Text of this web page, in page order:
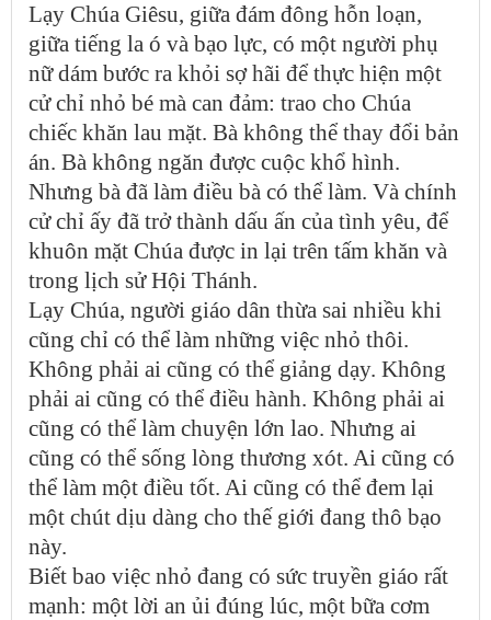
Lạy Chúa Giêsu, giữa đám đông hỗn loạn,
giữa tiếng la ó và bạo lực, có một người phụ
nữ dám bước ra khỏi sợ hãi để thực hiện một
cử chỉ nhỏ bé mà can đảm: trao cho Chúa
chiếc khăn lau mặt. Bà không thể thay đổi bản
án. Bà không ngăn được cuộc khổ hình.
Nhưng bà đã làm điều bà có thể làm. Và chính
cử chỉ ấy đã trở thành dấu ấn của tình yêu, để
khuôn mặt Chúa được in lại trên tấm khăn và
trong lịch sử Hội Thánh.
Lạy Chúa, người giáo dân thừa sai nhiều khi
cũng chỉ có thể làm những việc nhỏ thôi.
Không phải ai cũng có thể giảng dạy. Không
phải ai cũng có thể điều hành. Không phải ai
cũng có thể làm chuyện lớn lao. Nhưng ai
cũng có thể sống lòng thương xót. Ai cũng có
thể làm một điều tốt. Ai cũng có thể đem lại
một chút dịu dàng cho thế giới đang thô bạo
này.
Biết bao việc nhỏ đang có sức truyền giáo rất
mạnh: một lời an ủi đúng lúc, một bữa cơm